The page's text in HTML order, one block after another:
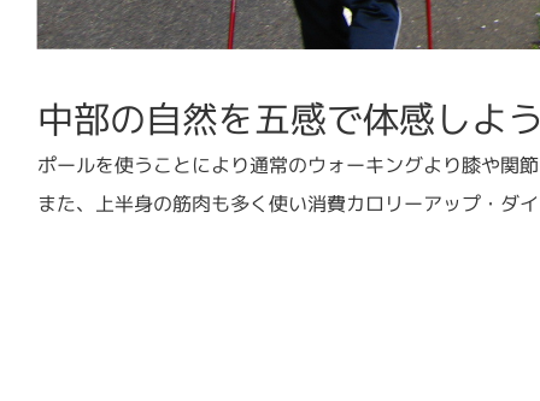
中部の自然を五感で体感しよ
ポールを使うことにより通常のウォーキングより膝や関
また、上半身の筋肉も多く使い消費カロリーアップ・ダ